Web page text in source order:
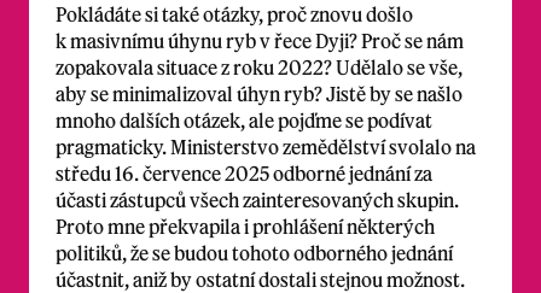
Pokládáte si také otázky, proč znovu došlo
k masivnímu úhynu ryb v řece Dyji? Proč se nám
zopakovala situace z roku 2022? Udělalo se vše,
aby se minimalizoval úhyn ryb? Jistě by se našlo
mnoho dalších otázek, ale pojďme se podívat
pragmaticky. Ministerstvo zemědělství svolalo na
středu 16. července 2025 odborné jednání za
účasti zástupců všech zainteresovaných skupin.
Proto mne překvapila i prohlášení některých
politiků, že se budou tohoto odborného jednání
účastnit, aniž by ostatní dostali stejnou možnost.